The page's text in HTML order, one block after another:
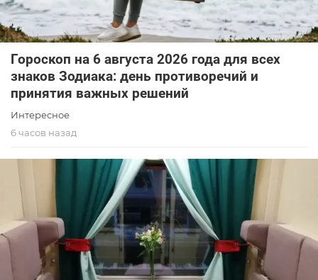
Гороскоп на 6 августа 2026 года для всех
знаков Зодиака: день противоречий и
принятия важных решений
Интересное
6 часов назад